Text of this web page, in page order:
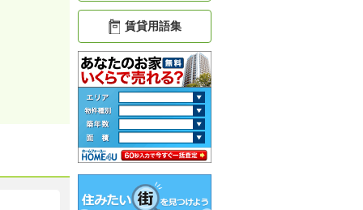
賃貸用語集